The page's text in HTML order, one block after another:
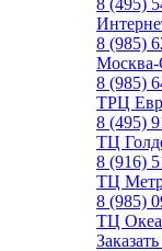
8 (495)
8 (985)
8 (985)
ТРЦ
8 (495)
ТЦ
8 (916)
ТЦ
8 (985)
ТЦ